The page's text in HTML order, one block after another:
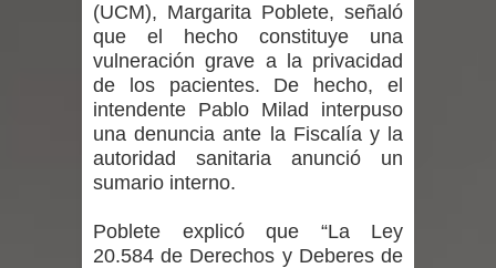
expertos reiteren llamado a
vacunarse
Mario Meza endurece críticas contra
ministra de Salud por dejar fuera a
Seremi de Desarrollo Social y Familia
(UCM), Margarita Poblete, señaló
que el hecho constituye una
vulneración grave a la privacidad
de los pacientes. De hecho, el
intendente Pablo Milad interpuso
una denuncia ante la Fiscalía y la
autoridad sanitaria anunció un
sumario interno.
Poblete explicó que “La Ley
20.584 de Derechos y Deberes de